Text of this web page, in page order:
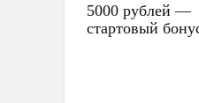
5000 рублей —
стартовый